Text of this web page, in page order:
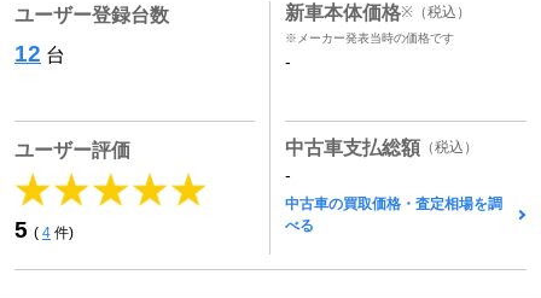
ユーザー登録台数
12 台
ユーザー評価
5 ( 4 件)
新車本体価格※ （税込）
※メーカー発表当時の価格です
-
中古車支払総額 （税込）
-
中古車の買取価格・査定相場を調
べる